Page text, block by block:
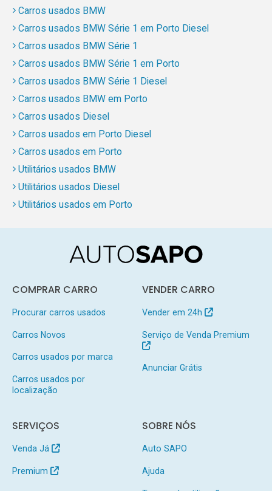
Carros usados BMW
Carros usados BMW Série 1 em Porto Diesel
Carros usados BMW Série 1
Carros usados BMW Série 1 em Porto
Carros usados BMW Série 1 Diesel
Carros usados BMW em Porto
Carros usados Diesel
Carros usados em Porto Diesel
Carros usados em Porto
Utilitários usados BMW
Utilitários usados Diesel
Utilitários usados em Porto
COMPRAR CARRO
Procurar carros usados
Carros Novos
Carros usados por marca
Carros usados por
localização
VENDER CARRO
Vender em 24h
Serviço de Venda Premium
Anunciar Grátis
SERVIÇOS
Venda Já
Premium
SOBRE NÓS
Auto SAPO
Ajuda